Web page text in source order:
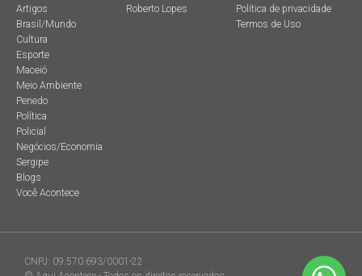
Artigos
Brasil/Mundo
Cultura
Esporte
Maceió
Meio Ambiente
Penedo
Política
Policial
Negócios/Economia
Sergipe
Blogs
Você Acontece
Roberto Lopes
Política de privacidade
Termos de Uso
CNPJ: 09.570.693/0001-22